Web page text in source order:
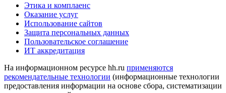
Этика и комплаенс
Оказание услуг
Использование сайтов
Защита персональных данных
Пользовательское соглашение
ИТ аккредитация
На информационном ресурсе hh.ru применяются
рекомендательные технологии (информационные технологии
предоставления информации на основе сбора, систематизации